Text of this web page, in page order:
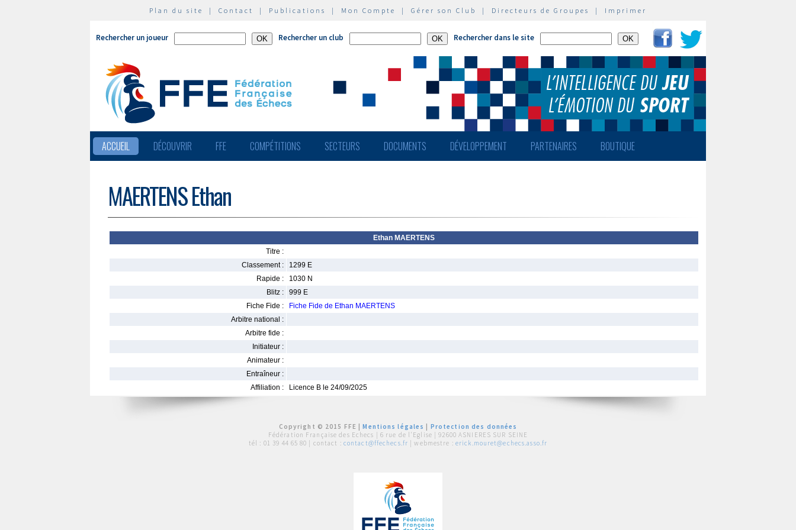
Plan du site | Contact | Publications | Mon Compte | Gérer son Club | Directeurs de Groupes | Imprimer
Rechercher un joueur Rechercher un club Rechercher dans le site
ACCUEIL DÉCOUVRIR FFE COMPÉTITIONS SECTEURS DOCUMENTS DÉVELOPPEMENT PARTENAIRES BOUTIQUE
MAERTENS Ethan
Ethan MAERTENS
Titre :
Classement :
1299 E
Rapide :
1030 N
Blitz :
999 E
Fiche Fide :
Fiche Fide de Ethan MAERTENS
Arbitre national :
Arbitre fide :
Initiateur :
Animateur :
Entraîneur :
Affiliation :
Licence B le 24/09/2025
Copyright © 2015 FFE |Mentions légales
Protection des données
Fédération Française des Echecs | 6 rue de l'Eglise | 92600 ASNIERES SUR SEINE
tél : 01 39 44 65 80 | contact : contact@ffechecs.fr | webmestre : erick.mouret@echecs.asso.fr